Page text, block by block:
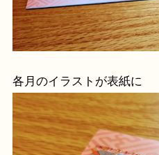
各月のイラストが表紙に